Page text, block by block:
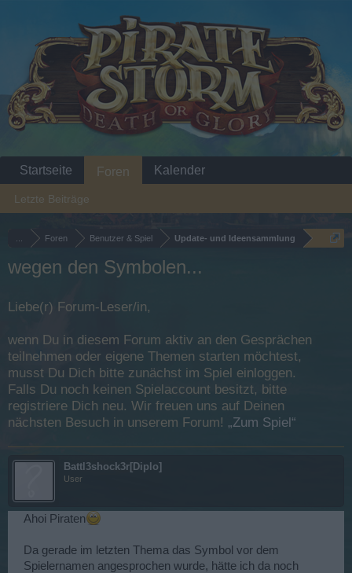
Foren Benutzer & Spiel Update- und Ideensammlung
wegen den Symbolen...
Liebe(r) Forum-Leser/in,
wenn Du in diesem Forum aktiv an den Gesprächen
teilnehmen oder eigene Themen starten möchtest,
musst Du Dich bitte zunächst im Spiel einloggen.
Falls Du noch keinen Spielaccount besitzt, bitte
registriere Dich neu. Wir freuen uns auf Deinen
nächsten Besuch in unserem Forum! „Zum Spiel“
Battl3shock3r[Diplo]
User
Ahoi Piraten
Da gerade im letzten Thema das Symbol vor dem
Spielernamen angesprochen wurde, hätte ich da noch
Startseite Foren
Letzte Beiträge
Kalender